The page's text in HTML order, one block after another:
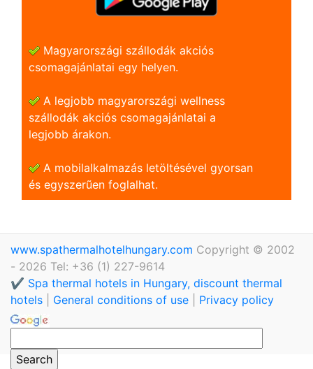
Magyarországi szállodák akciós
csomagajánlatai egy helyen.
A legjobb magyarországi wellness
szállodák akciós csomagajánlatai a
legjobb árakon.
A mobilalkalmazás letöltésével gyorsan
és egyszerũen foglalhat.
www.spathermalhotelhungary.com Copyright © 2002
- 2026 Tel: +36 (1) 227-9614
✔️ Spa thermal hotels in Hungary, discount thermal
hotels
General conditions of use Privacy policy